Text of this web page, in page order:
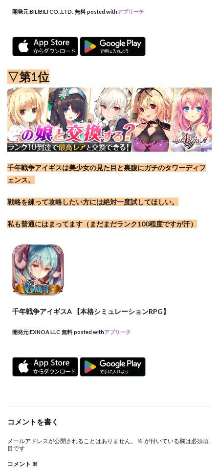
開発元:BILIBILI CO.,LTD. 無料 posted withアプリーチ
▽第1位
千年戦争アイギスは美少女の見た目と裏腹にガチのタワーディフ
ェンス。
戦略を練って攻略したい方には絶対一度試してほしい。
私も普通にはまってます（まだまだランク100程度ですが汗）
千年戦争アイギスA 【本格シミュレーションRPG】
開発元:EXNOA LLC 無料 posted withアプリーチ
コメントを書く
メールアドレスが公開されることはありません。 ※ が付いている欄は必須項
目です
コメント ※